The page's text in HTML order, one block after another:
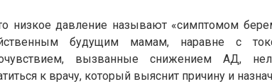
низкое давление называют «симптомом
будущим мамам, наравне с
вызванные снижением АД,
к врачу, который выяснит причину и